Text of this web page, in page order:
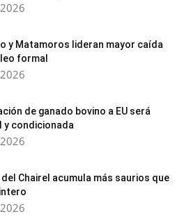
y Matamoros lideran mayor caída
formal
de ganado bovino a EU será
y condicionada
del Chairel acumula más saurios que